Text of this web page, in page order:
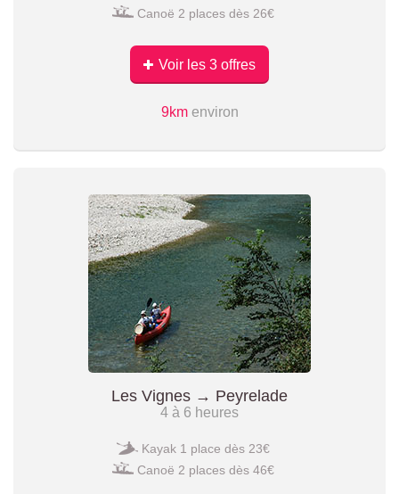
Canoë 2 places dès 26€
Voir les 3 offres
9kmenviron
Les Vignes → Peyrelade
4 à 6 heures
Kayak 1 place dès 23€
Canoë 2 places dès 46€